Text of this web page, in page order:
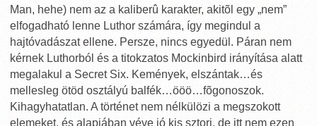
Man, hehe) nem az a kaliberû karakter, akitõl egy „nem”
elfogadható lenne Luthor számára, így megindul a
hajtóvadászat ellene. Persze, nincs egyedül. Páran nem
kérnek Luthorból és a titokzatos Mockinbird irányítása alatt
megalakul a Secret Six. Kemények, elszántak…és
mellesleg ötöd osztályú balfék…ööö…fõgonoszok.
Kihagyhatatlan. A történet nem nélkülözi a megszokott
elemeket, és alapjában véve jó kis sztori, de itt nem ezen